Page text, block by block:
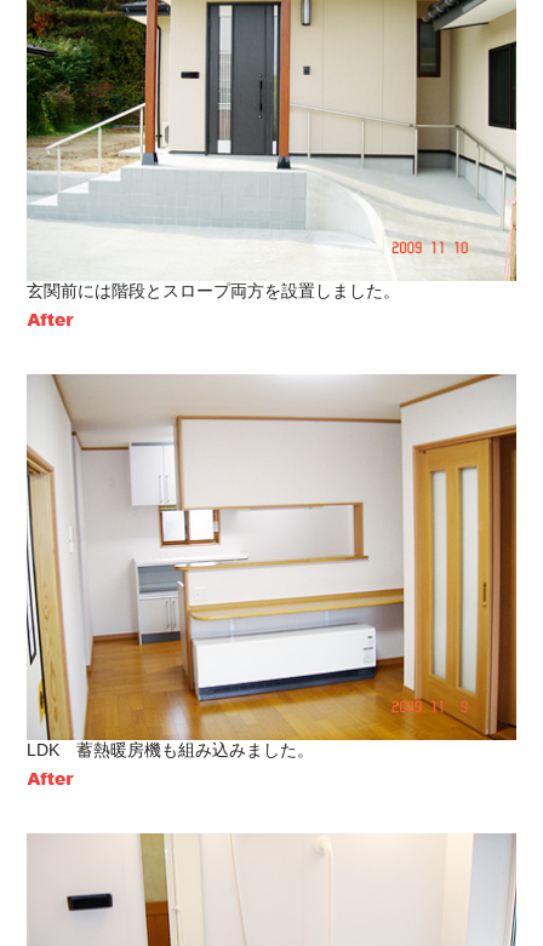
玄関前には階段とスロープ両方を設置しました。
LDK 蓄熱暖房機も組み込みました。